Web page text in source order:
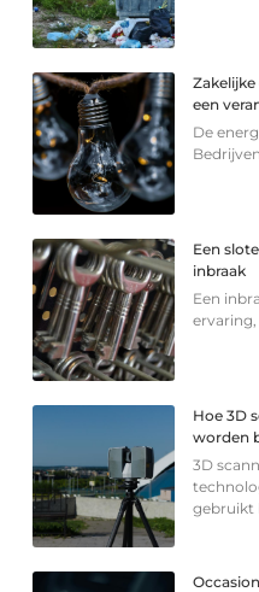
een
De
Een
inbraak
Een
Hoe 3D
worden
3D
gebruikt